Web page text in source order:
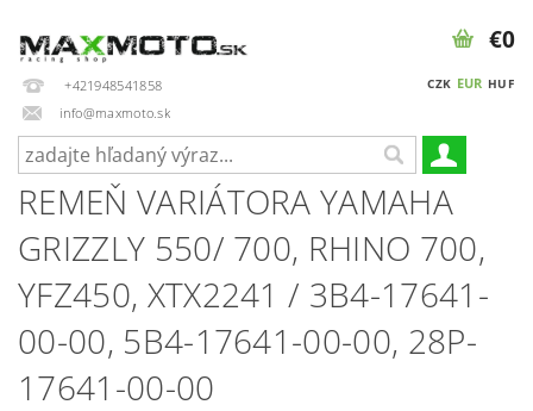
+421948541858
info@maxmoto.sk
CZK EUR HUF
€0
REMEŇ VARIÁTORA YAMAHA
GRIZZLY 550/ 700, RHINO 700,
YFZ450, XTX2241 / 3B4-17641-
00-00, 5B4-17641-00-00, 28P-
17641-00-00